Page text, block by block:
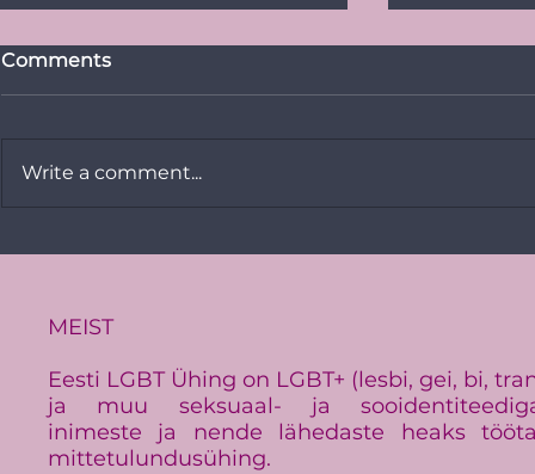
Eestis
Comments
Write a comment...
MEIST
Eesti LGBT Ühing on LGBT+ (lesbi, gei, bi,
ja muu seksuaal- ja
inimeste ja nende lähedaste heaks
mittetulundusühing.